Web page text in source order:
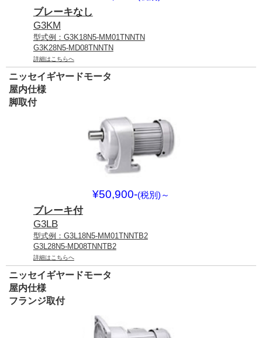
ブレーキなし
G3KM
型式例：G3K18N5-MM01TNNTN
G3K28N5-MD08TNNTN
詳細はこちらへ
ニッセイギヤードモータ
屋内仕様
脚取付
¥50,900-(税別) ～
ブレーキ付
G3LB
型式例：G3L18N5-MM01TNNTB2
G3L28N5-MD08TNNTB2
詳細はこちらへ
ニッセイギヤードモータ
屋内仕様
フランジ取付